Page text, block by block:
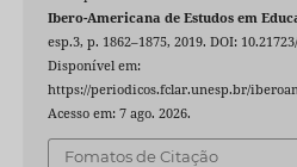
Ibero-Americana de Estudos em
esp.3, p. 1862–1875, 2019. DOI:
Disponível em:
https://periodicos.fclar.unesp.br/
Acesso em: 7 ago. 2026.
Fomatos de Citação